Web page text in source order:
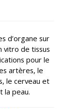
d’organe sur
vitro de tissus
pour le
artères, le
le cerveau et
la peau.